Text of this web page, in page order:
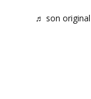
♬ son original